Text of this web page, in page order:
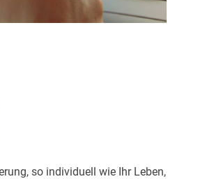
so individuell wie Ihr Leben,